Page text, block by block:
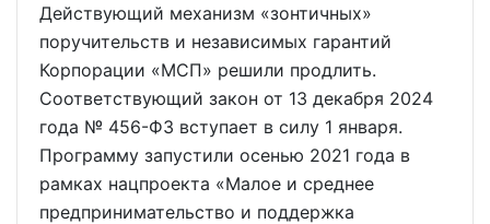
Действующий механизм «зонтичных»
поручительств и независимых гарантий
Корпорации «МСП» решили продлить.
Соответствующий закон от 13 декабря 2024
года № 456-ФЗ вступает в силу 1 января.
Программу запустили осенью 2021 года в
рамках нацпроекта «Малое и среднее
предпринимательство и поддержка